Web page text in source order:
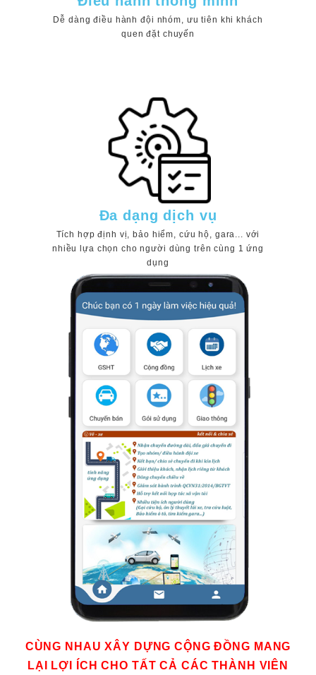
Dễ dàng điều hành đội nhóm, ưu tiên khi khách
quen đặt chuyến
Đa dạng dịch vụ
Tích hợp định vị, bảo hiểm, cứu hộ, gara... với
nhiều lựa chọn cho người dùng trên cùng 1 ứng
dụng
CÙNG NHAU XÂY DỰNG CỘNG ĐỒNG MANG
LẠI LỢI ÍCH CHO TẤT CẢ CÁC THÀNH VIÊN